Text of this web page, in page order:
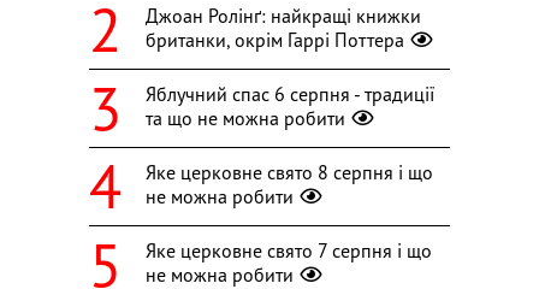
Джоан Ролінґ: найкращі книжки
британки, окрім Гаррі Поттера
Яблучний спас 6 серпня - традиції
та що не можна робити
Яке церковне свято 8 серпня і що
не можна робити
Яке церковне свято 7 серпня і що
не можна робити